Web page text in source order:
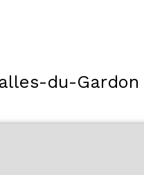
du-Gardon